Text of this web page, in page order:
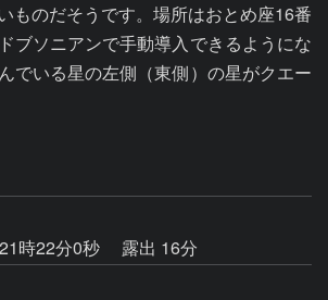
ものだそうです。場所はおとめ座16番
ブソニアンで手動導入できるようにな
でいる星の左側（東側）の星がクエー
時22分0秒
露出 16分